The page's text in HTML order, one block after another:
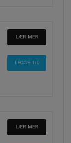
LÆR MER
LÆR MER